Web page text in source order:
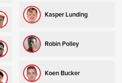
Kasper Lunding
Robin Polley
Koen Bucker